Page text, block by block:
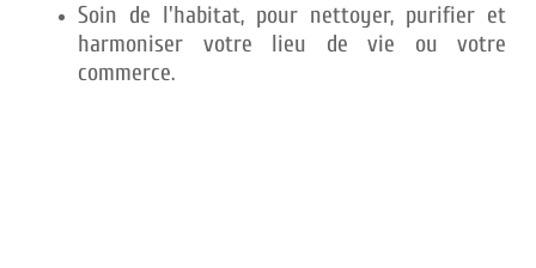
Soin de l'habitat, pour nettoyer, purifier et
harmoniser votre lieu de vie ou votre
commerce.